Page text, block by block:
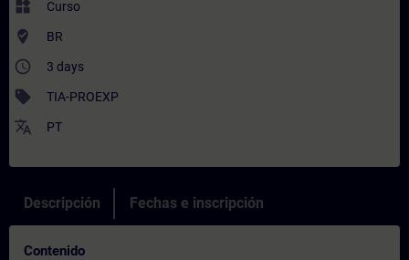
widgets Curso
where_to_vote BR
access_time 3 days
sell TIA-PROEXP
translate PT
Descripción Fechas e inscripción
Contenido